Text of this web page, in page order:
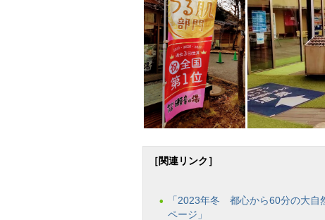
［関連リンク］
「2023年冬 都心から60分の大自
ページ」